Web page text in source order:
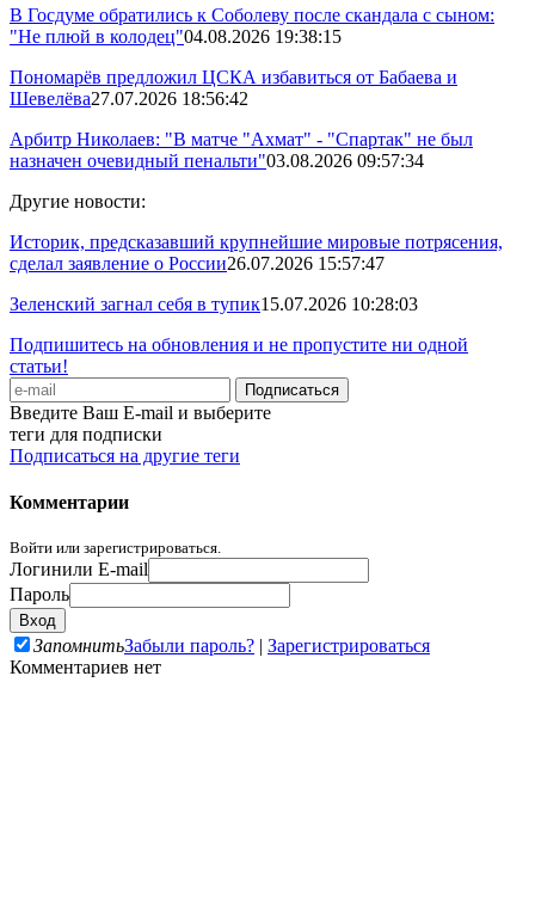
В Госдуме обратились к Соболеву после скандала с сыном:
"Не плюй в колодец"04.08.2026 19:38:15
Пономарёв предложил ЦСКА избавиться от Бабаева и
Шевелёва27.07.2026 18:56:42
Арбитр Николаев: "В матче "Ахмат" - "Спартак" не был
назначен очевидный пенальти"03.08.2026 09:57:34
Другие новости:
Историк, предсказавший крупнейшие мировые потрясения,
сделал заявление о России26.07.2026 15:57:47
Зеленский загнал себя в тупик15.07.2026 10:28:03
Подпишитесь на обновления и не пропустите ни одной
статьи!
Введите Ваш E-mail и выберите
теги для подписки
Подписаться на другие теги
Комментарии
Войти или зарегистрироваться.
Логинили E-mail
Пароль
ЗапомнитьЗабыли пароль? | Зарегистрироваться
Комментариев нет